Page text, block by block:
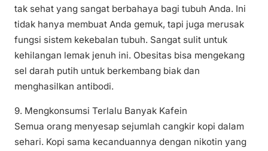
tak sehat yang sangat berbahaya bagi tubuh Anda. Ini
tidak hanya membuat Anda gemuk, tapi juga merusak
fungsi sistem kekebalan tubuh. Sangat sulit untuk
kehilangan lemak jenuh ini. Obesitas bisa mengekang
sel darah putih untuk berkembang biak dan
menghasilkan antibodi.
9. Mengkonsumsi Terlalu Banyak Kafein
Semua orang menyesap sejumlah cangkir kopi dalam
sehari. Kopi sama kecanduannya dengan nikotin yang